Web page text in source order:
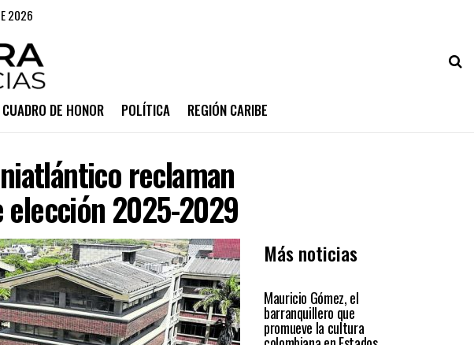
2026
CUADRO DE HONOR POLÍTICA REGIÓN CARIBE
reclaman
2025-2029
Más noticias
PRIMER PLANO
Mauricio Gómez, el
barranquillero que
promueve la cultura